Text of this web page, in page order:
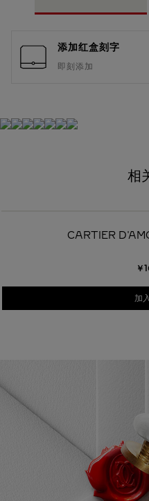
添加红盒刻字
即刻添加
相
CARTIER
￥
加